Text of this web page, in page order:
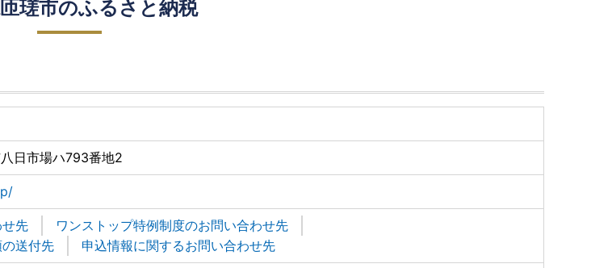
瑳市のふるさと納税
日市場ハ793番地2
先
ワンストップ特例制度のお問い合わせ先
送付先
申込情報に関するお問い合わせ先